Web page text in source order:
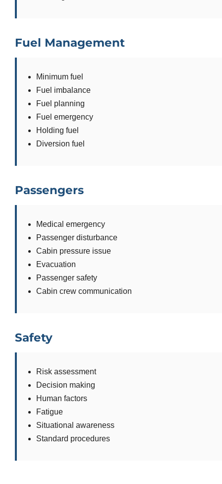
Fuel Management
Minimum fuel
Fuel imbalance
Fuel planning
Fuel emergency
Holding fuel
Diversion fuel
Passengers
Medical emergency
Passenger disturbance
Cabin pressure issue
Evacuation
Passenger safety
Cabin crew communication
Safety
Risk assessment
Decision making
Human factors
Fatigue
Situational awareness
Standard procedures